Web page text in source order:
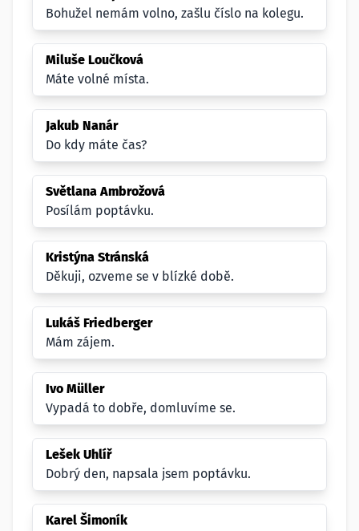
Bohužel nemám volno, zašlu číslo na kolegu.
Miluše Loučková
Máte volné místa.
Jakub Nanár
Do kdy máte čas?
Světlana Ambrožová
Posílám poptávku.
Kristýna Stránská
Děkuji, ozveme se v blízké době.
Lukáš Friedberger
Mám zájem.
Ivo Müller
Vypadá to dobře, domluvíme se.
Lešek Uhlíř
Dobrý den, napsala jsem poptávku.
Karel Šimoník